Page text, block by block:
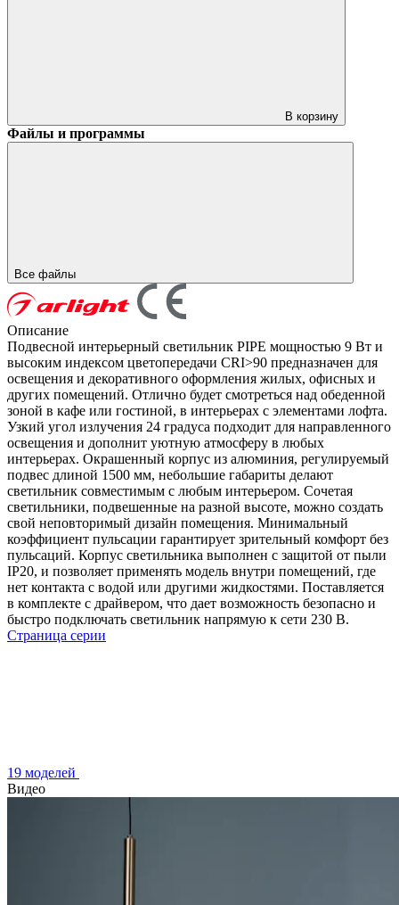
В корзину
Файлы и программы
Все файлы
Описание
Подвесной интерьерный светильник PIPE мощностью 9 Вт и
высоким индексом цветопередачи CRI>90 предназначен для
освещения и декоративного оформления жилых, офисных и
других помещений. Отлично будет смотреться над обеденной
зоной в кафе или гостиной, в интерьерах с элементами лофта.
Узкий угол излучения 24 градуса подходит для направленного
освещения и дополнит уютную атмосферу в любых
интерьерах. Окрашенный корпус из алюминия, регулируемый
подвес длиной 1500 мм, небольшие габариты делают
светильник совместимым с любым интерьером. Сочетая
светильники, подвешенные на разной высоте, можно создать
свой неповторимый дизайн помещения. Минимальный
коэффициент пульсации гарантирует зрительный комфорт без
пульсаций. Корпус светильника выполнен с защитой от пыли
IP20, и позволяет применять модель внутри помещений, где
нет контакта с водой или другими жидкостями. Поставляется
в комплекте с драйвером, что дает возможность безопасно и
быстро подключать светильник напрямую к сети 230 В.
Страница серии
19 моделей
Видео